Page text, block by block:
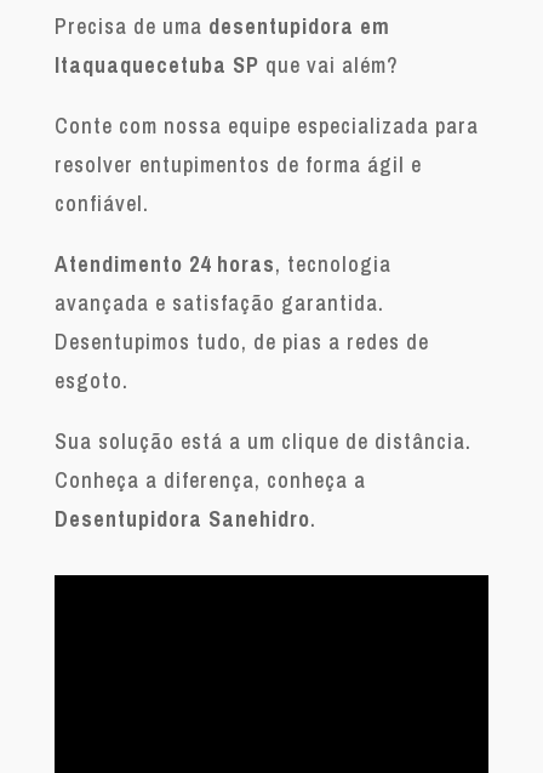
Precisa de uma desentupidora em
Itaquaquecetuba SP que vai além?
Conte com nossa equipe especializada para
resolver entupimentos de forma ágil e
confiável.
Atendimento 24 horas, tecnologia
avançada e satisfação garantida.
Desentupimos tudo, de pias a redes de
esgoto.
Sua solução está a um clique de distância.
Conheça a diferença, conheça a
Desentupidora Sanehidro.